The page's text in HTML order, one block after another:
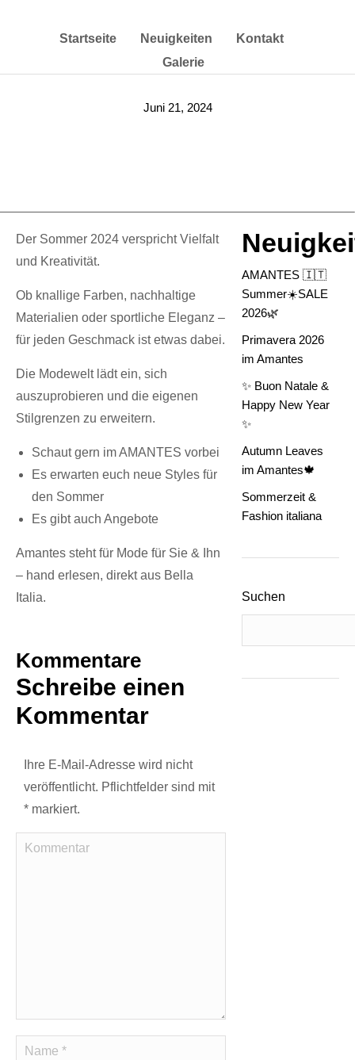
Startseite Neuigkeiten
Kontakt
Galerie
Juni 21, 2024
Der Sommer 2024 verspricht Vielfalt
und Kreativität.
Ob knallige Farben, nachhaltige
Materialien oder sportliche Eleganz –
für jeden Geschmack ist etwas dabei.
Die Modewelt lädt ein, sich
auszuprobieren und die eigenen
Stilgrenzen zu erweitern.
Schaut gern im AMANTES vorbei
Es erwarten euch neue Styles für
den Sommer
Es gibt auch Angebote
Amantes steht für Mode für Sie & Ihn
– hand erlesen, direkt aus Bella
Italia.
Kommentare
Schreibe einen
Kommentar
Ihre E-Mail-Adresse wird nicht
veröffentlicht. Pflichtfelder sind mit
* markiert.
Kommentar
Name *
AMANTES 🇮🇹
Summer☀️SALE
2026🌿
Primavera 2026
im Amantes
✨ Buon Natale &
Happy New Year
✨
Autumn Leaves
im Amantes🍁
Sommerzeit &
Fashion italiana
Suchen